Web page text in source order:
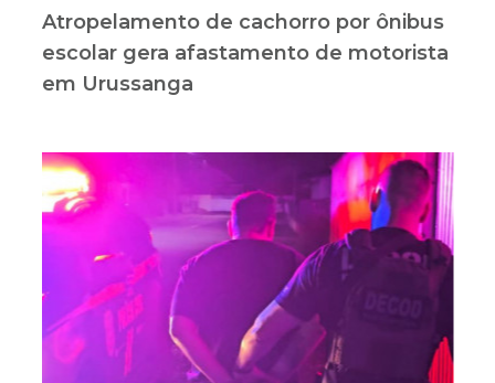
Atropelamento de cachorro por ônibus
escolar gera afastamento de motorista
em Urussanga